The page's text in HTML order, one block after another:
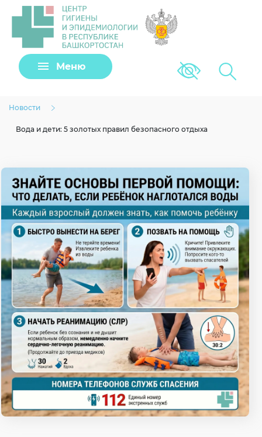
Меню Версия для
Новости
Вода и дети: 5 золотых правил безопасного отдыха
Задать вопрос
Клещи
Загрузить файл
Согласие на обработку личных данных
Введите слово с картинки*: